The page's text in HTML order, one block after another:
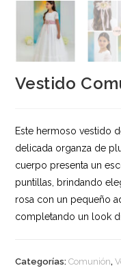
Vestido
Este hermoso vestido
delicada organza de
cuerpo presenta un
puntillas, brindando
rosa con un pequeño
completando un look
Categorías:Comunión,